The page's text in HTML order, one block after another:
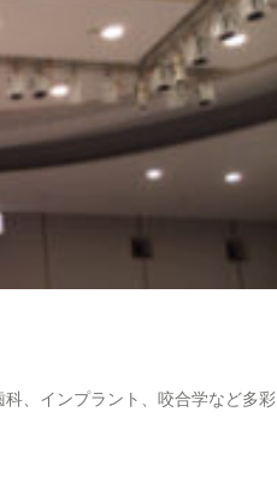
、インプラント、咬合学など多彩